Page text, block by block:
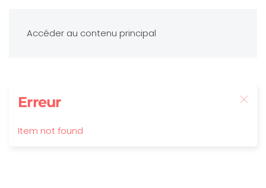
Accéder au contenu principal
Erreur
Item not found